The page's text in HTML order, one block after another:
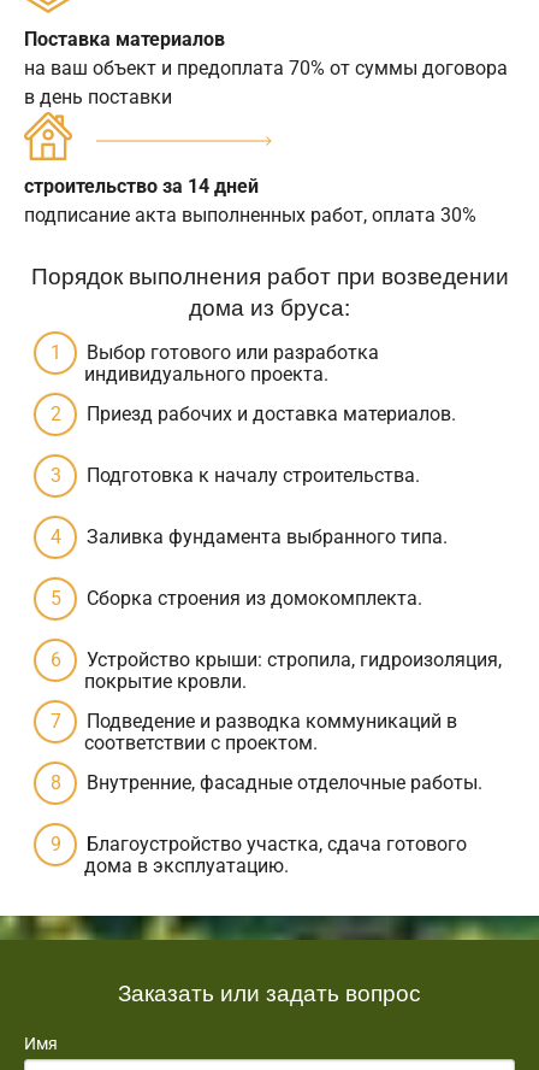
Поставка материалов
на ваш объект и предоплата 70% от суммы договора
в день поставки
строительство за 14 дней
подписание акта выполненных работ, оплата 30%
Порядок выполнения работ при возведении
дома из бруса:
Выбор готового или разработка
индивидуального проекта.
Приезд рабочих и доставка материалов.
Подготовка к началу строительства.
Заливка фундамента выбранного типа.
Сборка строения из домокомплекта.
Устройство крыши: стропила, гидроизоляция,
покрытие кровли.
Подведение и разводка коммуникаций в
соответствии с проектом.
Внутренние, фасадные отделочные работы.
Благоустройство участка, сдача готового
дома в эксплуатацию.
Заказать или задать вопрос
Имя